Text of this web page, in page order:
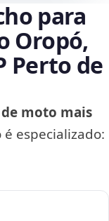
para
Oropó,
Perto de
moto mais
especializado: